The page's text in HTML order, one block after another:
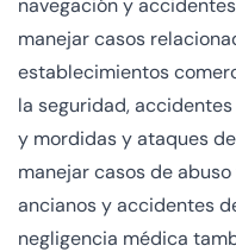
navegación y
manejar casos
establecimientos
la seguridad,
y mordidas y ataques
manejar casos de
ancianos y accidentes
negligencia médica